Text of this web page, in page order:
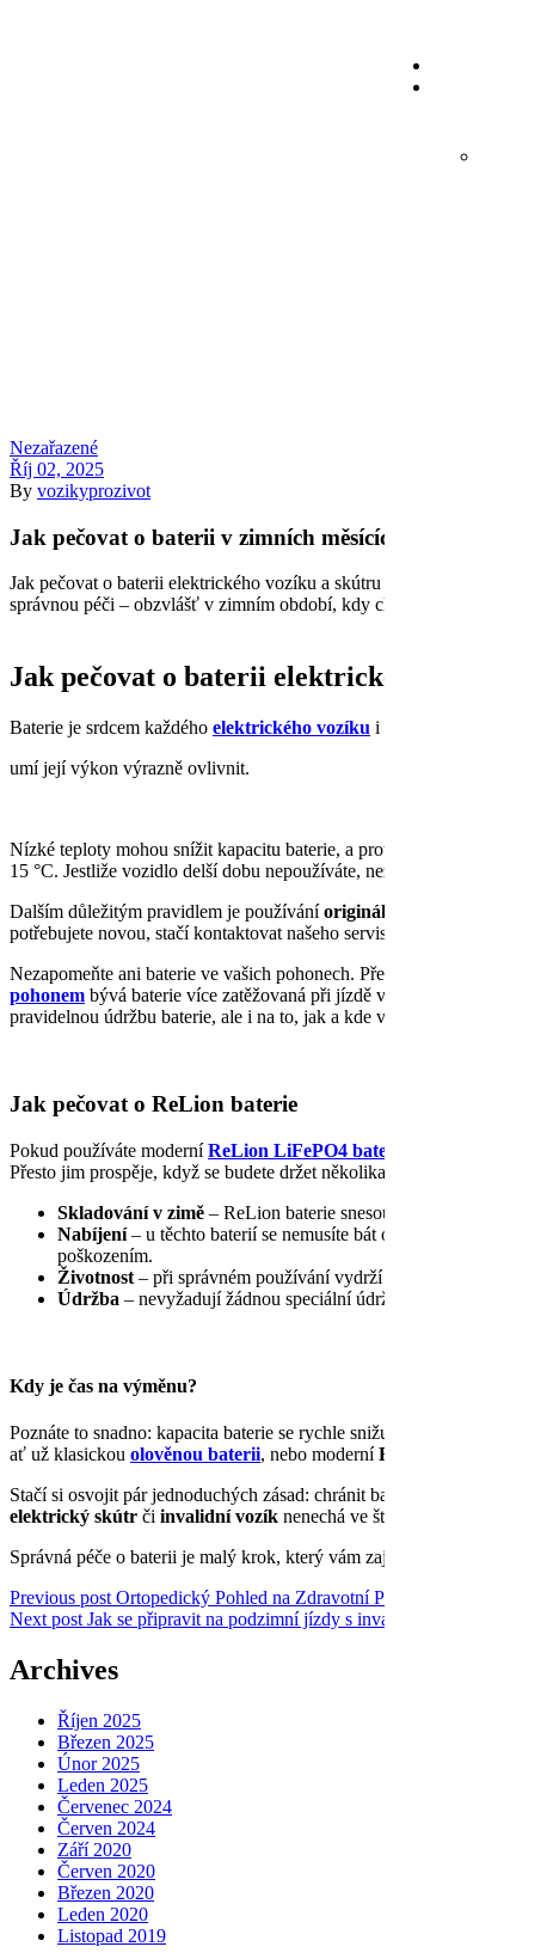
Nezařazené
Říj 02, 2025
By vozikyprozivot
Jak pečovat o baterii v zimních měsících
Jak pečovat o baterii elektrického vozíku a skútru v zimních měsících
správnou péči – obzvlášť v zimním období, kdy chladné počasí umí
Jak pečovat o baterii elektrického vozíku a
Baterie je srdcem každého elektrického vozíku i
umí její výkon výrazně ovlivnit.
Nízké teploty mohou snížit kapacitu baterie, a proto je dobré
15 °C. Jestliže vozidlo delší dobu nepoužíváte, nezapomínejte baterii
Dalším důležitým pravidlem je používáníoriginální nabíječky
. Jen
potřebujete novou, stačí kontaktovat našeho servisního technika a v
Nezapomeňte ani baterie ve vašich pohonech. Předním i zadním
pohonem bývá baterie více zatěžovaná při jízdě v terénu, zatímco
pravidelnou údržbu baterie, ale i na to, jak a kde vozík nebo skútr
Jak pečovat o ReLion baterie
Pokud používáte moderníReLion LiFePO4 baterie
, péče o ně je
Přesto jim prospěje, když se budete držet několika jednoduchých
Skladování v zimě – ReLion baterie snesou i nižší teploty, ale
Nabíjení– u těchto baterií se nemusíte bát občasného hlubšího
poškozením.
Životnost – při správném používání vydrží mnohonásobně déle
Údržba – nevyžadují žádnou speciální údržbu, stačí je pouze
Kdy je čas na výměnu?
Poznáte to snadno: kapacita baterie se rychle snižuje, vozík nebo
ať už klasickou olověnou baterii, nebo moderníReLion baterii
Stačí si osvojit pár jednoduchých zásad: chránit baterii před mrazem,
elektrický skútr či invalidní vozík nenechá ve štychu – ať už se
Správná péče o baterii je malý krok, který vám zajistí velkou odměnu:
Previous post Ortopedický Pohled na Zdravotní Pomůcky:
Next post Jak se připravit na podzimní jízdy s invalidním vozíkem |
Archives
Říjen 2025
Březen 2025
Únor 2025
Leden 2025
Červenec 2024
Červen 2024
Září 2020
Červen 2020
Březen 2020
Leden 2020
Listopad 2019